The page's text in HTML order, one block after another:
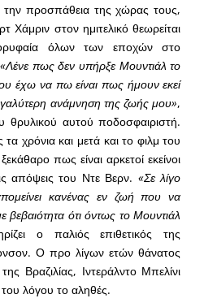
την προσπάθεια της χώρας τους,
Χάμριν στον ημιτελικό θεωρείται
όλων των εποχών στο
«Λένε πως δεν υπήρξε Μουντιάλ το
έχω να πω είναι πως ήμουν εκεί
ανάμνηση της ζωής μου»,
αυτού ποδοσφαιριστή.
χρόνια και μετά και το φιλμ του
πως είναι αρκετοί εκείνοι
απόψεις του Ντε Βερν. «Σε λίγο
κανένας εν ζωή που να
βεβαιότητα ότι όντως το Μουντιάλ
ο παλιός επιθετικός της
Ο προ λίγων ετών θάνατος
Βραζιλίας, Ιντεράλντο Μπελίνι
λόγου το αληθές.